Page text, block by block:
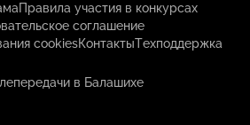
Правила участия в конкурсах
соглашение
cookiesКонтактыТехподдержка
в Балашихе